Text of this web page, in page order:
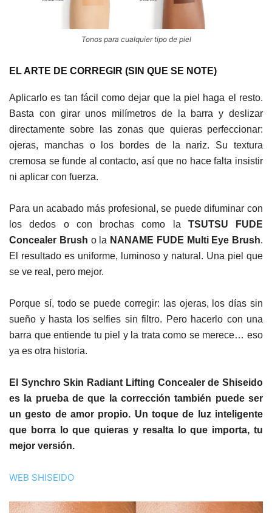
Tonos para cualquier tipo de piel
EL ARTE DE CORREGIR (SIN QUE SE NOTE)
Aplicarlo es tan fácil como dejar que la piel haga el resto.
Basta con girar unos milímetros de la barra y deslizar
directamente sobre las zonas que quieras perfeccionar:
ojeras, manchas o los bordes de la nariz. Su textura
cremosa se funde al contacto, así que no hace falta insistir
ni aplicar con fuerza.
Para un acabado más profesional, se puede difuminar con
los dedos o con brochas como la TSUTSU FUDE
Concealer Brush o la NANAME FUDE Multi Eye Brush.
El resultado es uniforme, luminoso y natural. Una piel que
se ve real, pero mejor.
Porque sí, todo se puede corregir: las ojeras, los días sin
sueño y hasta los selfies sin filtro. Pero hacerlo con una
barra que entiende tu piel y la trata como se merece… eso
ya es otra historia.
El Synchro Skin Radiant Lifting Concealer de Shiseido
es la prueba de que la corrección también puede ser
un gesto de amor propio. Un toque de luz inteligente
que borra lo que quieras y resalta lo que importa, tu
mejor versión.
WEB SHISEIDO